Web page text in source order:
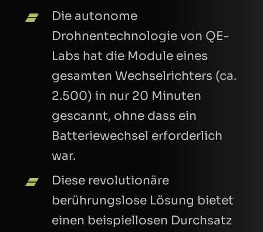
Die autonome
Drohnentechnologie von QE-
Labs hat die Module eines
gesamten Wechselrichters (ca.
2.500) in nur 20 Minuten
gescannt, ohne dass ein
Batteriewechsel erforderlich
war.
Diese revolutionäre
berührungslose Lösung bietet
einen beispiellosen Durchsatz
CAPTCHA
Refresh